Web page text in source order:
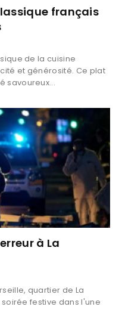
français
de la cuisine
et générosité. Ce plat
savoureux...
à La
quartier de La
festive dans l'une